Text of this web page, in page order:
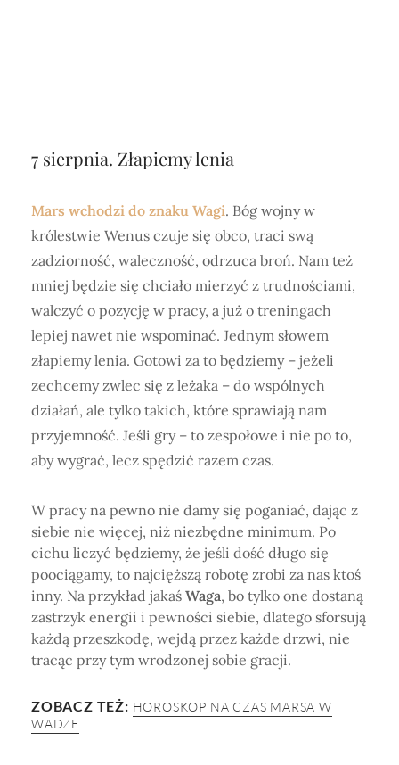
7 sierpnia. Złapiemy lenia
Mars wchodzi do znaku Wagi. Bóg wojny w
królestwie Wenus czuje się obco, traci swą
zadziorność, waleczność, odrzuca broń. Nam też
mniej będzie się chciało mierzyć z trudnościami,
walczyć o pozycję w pracy, a już o treningach
lepiej nawet nie wspominać. Jednym słowem
złapiemy lenia. Gotowi za to będziemy – jeżeli
zechcemy zwlec się z leżaka – do wspólnych
działań, ale tylko takich, które sprawiają nam
przyjemność. Jeśli gry – to zespołowe i nie po to,
aby wygrać, lecz spędzić razem czas.
W pracy na pewno nie damy się poganiać, dając z
siebie nie więcej, niż niezbędne minimum. Po
cichu liczyć będziemy, że jeśli dość długo się
poociągamy, to najcięższą robotę zrobi za nas ktoś
inny. Na przykład jakaś Waga, bo tylko one dostaną
zastrzyk energii i pewności siebie, dlatego sforsują
każdą przeszkodę, wejdą przez każde drzwi, nie
tracąc przy tym wrodzonej sobie gracji.
ZOBACZ TEŻ: HOROSKOP NA CZAS MARSA W
WADZE